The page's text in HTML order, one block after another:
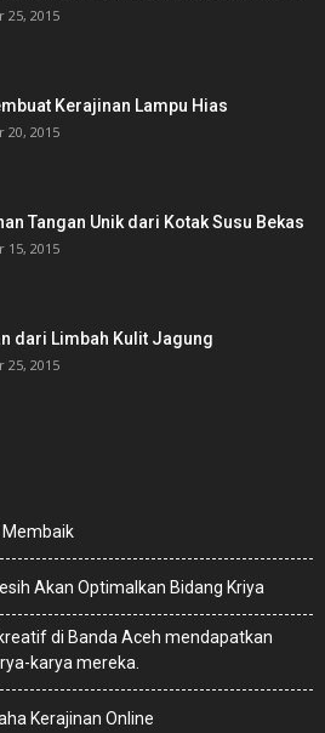
25, 2015
Kerajinan Lampu Hias
20, 2015
Tangan Unik dari Kotak Susu Bekas
15, 2015
dari Limbah Kulit Jagung
25, 2015
Membaik
Akan Optimalkan Bidang Kriya
di Banda Aceh mendapatkan
karya mereka.
Kerajinan Online